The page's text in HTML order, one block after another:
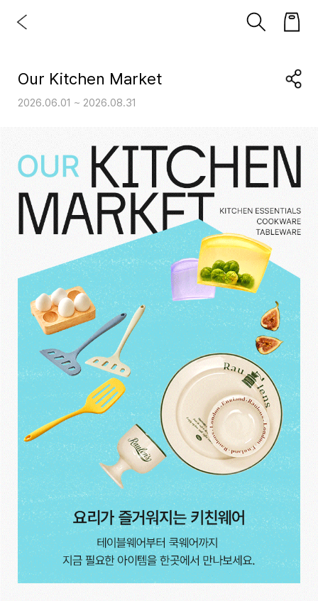
Our Kitchen Market
2026.06.01 ~ 2026.08.31